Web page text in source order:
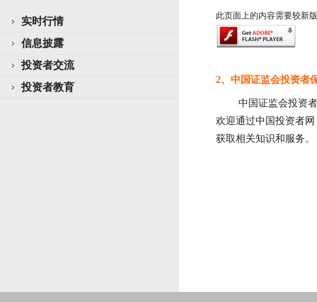
实时行情
信息披露
投资者交流
投资者教育
此页面上的内容需要较新
2、中国证监会投资者
中国证监会投资者
欢迎通过中国投资者
获取相关知识和服务。